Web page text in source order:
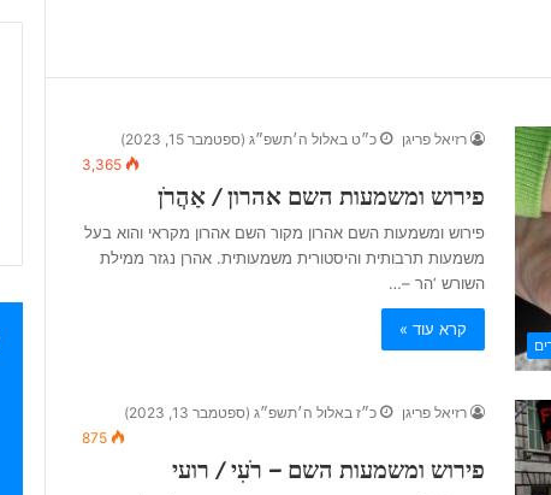
רזיאל פריגן
כ״ט באלול ה׳תשפ״ג (ספטמבר 15, 2023)
3,365
פירוש ומשמעות השם אהרון / אַהֲרֹן
פירוש ומשמעות השם אהרון מקור השם אהרון מקראי והוא בעל
משמעות תרבותית והיסטורית משמעותית. אהרן נגזר ממילת
השורש ‘הר –…
קרא עוד »
רזיאל פריגן
כ״ז באלול ה׳תשפ״ג (ספטמבר 13, 2023)
875
פירוש ומשמעות השם – רֹעִי / רועי